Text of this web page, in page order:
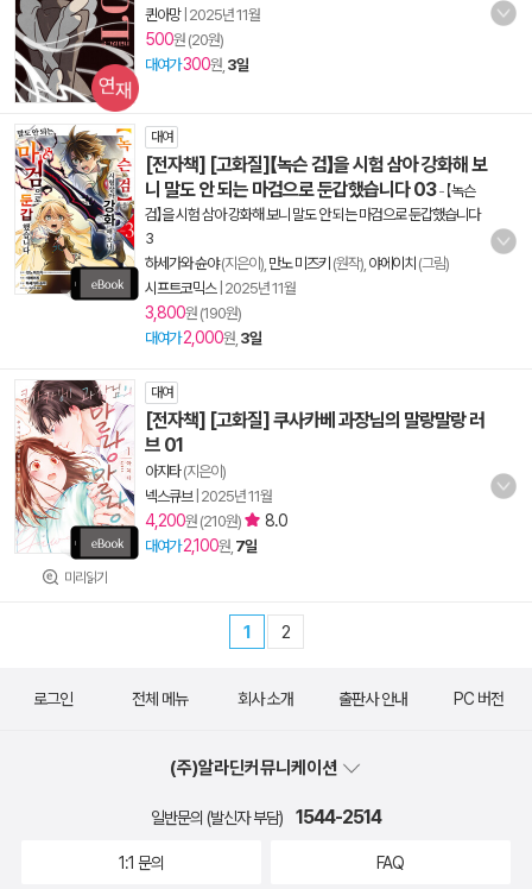
퀸아망| 2025년 11월
500원 (20원)
대여가300원, 3일
대여
[전자책] [고화질]【녹슨 검】을 시험 삼아 강화해 보
니 말도 안 되는 마검으로 둔갑했습니다 03- 【녹슨
검】을 시험 삼아 강화해 보니 말도 안 되는 마검으로 둔갑했습니다
3
하세가와 슌야(지은이), 만노 미즈키 (원작), 야에이치 (그림)
시프트코믹스| 2025년 11월
3,800원 (190원)
대여가 2,000원, 3일
미리읽기
대여
[전자책] [고화질] 쿠사카베 과장님의 말랑말랑 러
브 01
아지타(지은이)
넥스큐브| 2025년 11월
4,200원 (210원) 8.0
대여가 2,100원, 7일
1 2
로그인 전체 메뉴 회사 소개 출판사 안내 PC 버전
(주)알라딘커뮤니케이션
일반문의 (발신자 부담) 1544-2514
1:1 문의 FAQ